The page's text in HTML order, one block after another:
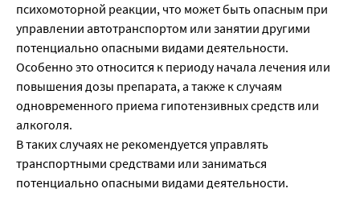
психомоторной реакции, что может быть опасным при
управлении автотранспортом или занятии другими
потенциально опасными видами деятельности.
Особенно это относится к периоду начала лечения или
повышения дозы препарата, а также к случаям
одновременного приема гипотензивных средств или
алкоголя.
В таких случаях не рекомендуется управлять
транспортными средствами или заниматься
потенциально опасными видами деятельности.